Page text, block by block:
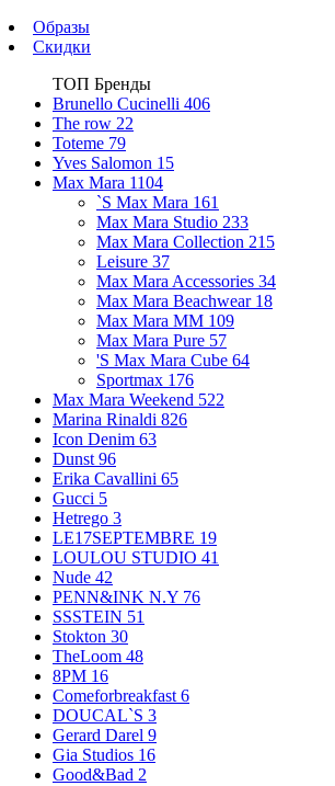
Образы
Скидки
ТОП Бренды
Brunello Cucinelli 406
The row 22
Toteme 79
Yves Salomon 15
Max Mara 1104
`S Max Mara 161
Max Mara Studio 233
Max Mara Collection 215
Leisure 37
Max Mara Accessories 34
Max Mara Beachwear 18
Max Mara MM 109
Max Mara Pure 57
'S Max Mara Cube 64
Sportmax 176
Max Mara Weekend 522
Marina Rinaldi 826
Icon Denim 63
Dunst 96
Erika Cavallini 65
Gucci 5
Hetrego 3
LE17SEPTEMBRE 19
LOULOU STUDIO 41
Nude 42
PENN&INK N.Y 76
SSSTEIN 51
Stokton 30
TheLoom 48
8PM 16
Comeforbreakfast 6
DOUCAL`S 3
Gerard Darel 9
Gia Studios 16
Good&Bad 2